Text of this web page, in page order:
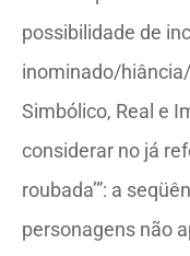
possibilidade de
inominado/
Simbólico, Real e
considerar no já
roubada’”: a
personagens não